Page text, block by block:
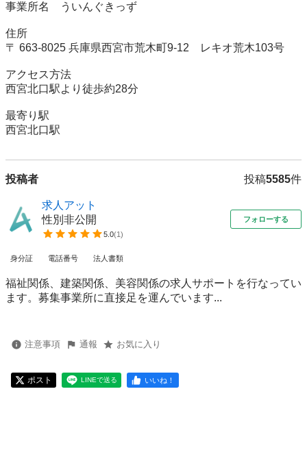
事業所名	ういんぐきっず
住所
〒 663-8025 兵庫県西宮市荒木町9-12　レキオ荒木103号
アクセス方法
西宮北口駅より徒歩約28分
最寄り駅
西宮北口駅
投稿者 投稿5585件
求人アット
性別非公開
5.0(1)
フォローする
身分証 電話番号 法人書類
福祉関係、建築関係、美容関係の求人サポートを行なってい
ます。募集事業所に直接足を運んでいます...
注意事項 通報 お気に入り
ポスト LINEで送る いいね！